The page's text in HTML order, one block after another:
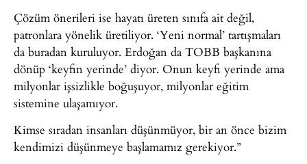
Çözüm önerileri ise hayatı üreten sınıfa ait değil,
patronlara yönelik üretiliyor. ‘Yeni normal’ tartışmaları
da buradan kuruluyor. Erdoğan da TOBB başkanına
dönüp ‘keyfin yerinde’ diyor. Onun keyfi yerinde ama
milyonlar işsizlikle boğuşuyor, milyonlar eğitim
sistemine ulaşamıyor.
Kimse sıradan insanları düşünmüyor, bir an önce bizim
kendimizi düşünmeye başlamamız gerekiyor.”